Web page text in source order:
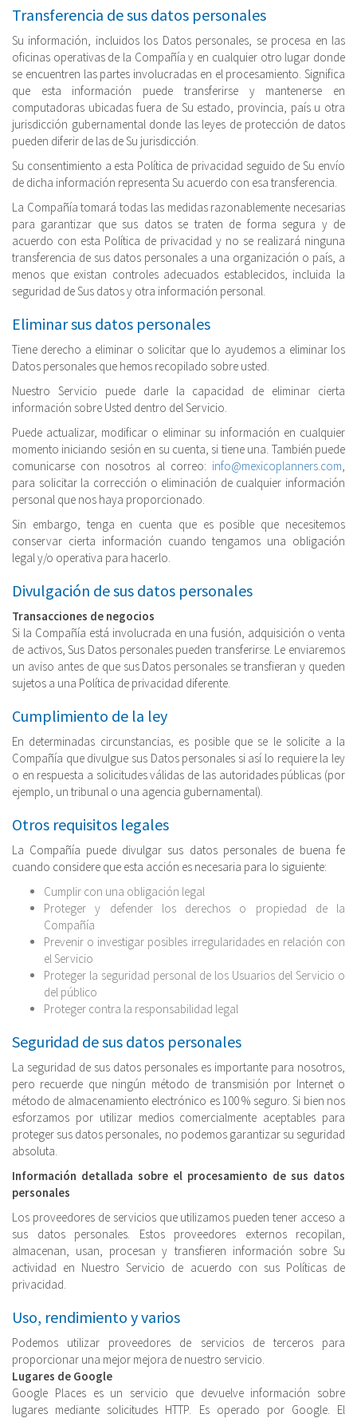
Transferencia de sus datos personales
Su información, incluidos los Datos personales, se procesa en las
oficinas operativas de la Compañía y en cualquier otro lugar donde
se encuentren las partes involucradas en el procesamiento. Significa
que esta información puede transferirse y mantenerse en
computadoras ubicadas fuera de Su estado, provincia, país u otra
jurisdicción gubernamental donde las leyes de protección de datos
pueden diferir de las de Su jurisdicción.
Su consentimiento a esta Política de privacidad seguido de Su envío
de dicha información representa Su acuerdo con esa transferencia.
La Compañía tomará todas las medidas razonablemente necesarias
para garantizar que sus datos se traten de forma segura y de
acuerdo con esta Política de privacidad y no se realizará ninguna
transferencia de sus datos personales a una organización o país, a
menos que existan controles adecuados establecidos, incluida la
seguridad de Sus datos y otra información personal.
Eliminar sus datos personales
Tiene derecho a eliminar o solicitar que lo ayudemos a eliminar los
Datos personales que hemos recopilado sobre usted.
Nuestro Servicio puede darle la capacidad de eliminar cierta
información sobre Usted dentro del Servicio.
Puede actualizar, modificar o eliminar su información en cualquier
momento iniciando sesión en su cuenta, si tiene una. También puede
comunicarse con nosotros al correo: info@mexicoplanners.com,
para solicitar la corrección o eliminación de cualquier información
personal que nos haya proporcionado.
Sin embargo, tenga en cuenta que es posible que necesitemos
conservar cierta información cuando tengamos una obligación
legal y/o operativa para hacerlo.
Divulgación de sus datos personales
Transacciones de negocios
Si la Compañía está involucrada en una fusión, adquisición o venta
de activos, Sus Datos personales pueden transferirse. Le enviaremos
un aviso antes de que sus Datos personales se transfieran y queden
sujetos a una Política de privacidad diferente.
Cumplimiento de la ley
En determinadas circunstancias, es posible que se le solicite a la
Compañía que divulgue sus Datos personales si así lo requiere la ley
o en respuesta a solicitudes válidas de las autoridades públicas (por
ejemplo, un tribunal o una agencia gubernamental).
Otros requisitos legales
La Compañía puede divulgar sus datos personales de buena fe
cuando considere que esta acción es necesaria para lo siguiente:
Cumplir con una obligación legal
Proteger y defender los derechos o propiedad de la
Compañía
Prevenir o investigar posibles irregularidades en relación con
el Servicio
Proteger la seguridad personal de los Usuarios del Servicio o
del público
Proteger contra la responsabilidad legal
Seguridad de sus datos personales
La seguridad de sus datos personales es importante para nosotros,
pero recuerde que ningún método de transmisión por Internet o
método de almacenamiento electrónico es 100 % seguro. Si bien nos
esforzamos por utilizar medios comercialmente aceptables para
proteger sus datos personales, no podemos garantizar su seguridad
absoluta.
Información detallada sobre el procesamiento de sus datos
personales
Los proveedores de servicios que utilizamos pueden tener acceso a
sus datos personales. Estos proveedores externos recopilan,
almacenan, usan, procesan y transfieren información sobre Su
actividad en Nuestro Servicio de acuerdo con sus Políticas de
privacidad.
Uso, rendimiento y varios
Podemos utilizar proveedores de servicios de terceros para
proporcionar una mejor mejora de nuestro servicio.
Lugares de Google
Google Places es un servicio que devuelve información sobre
lugares mediante solicitudes HTTP. Es operado por Google. El